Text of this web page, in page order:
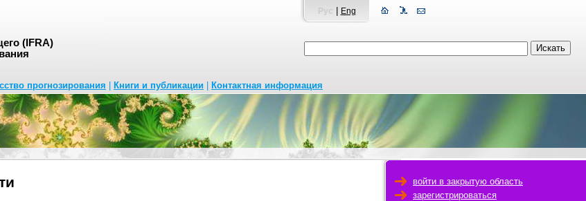
(IFRA)
Рус Eng
прогнозирования Книги и публикации Контактная информация
войти в закрытую область
зарегистрироваться